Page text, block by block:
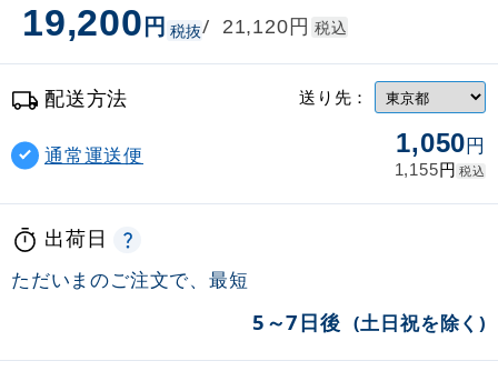
19,200円 税抜/ 21,120円 税込
配送方法 送り先：
通常運送便 1,050円
1,155円 税込
出荷日
ただいまのご注文で、最短
5～7日後 (土日祝を除く)